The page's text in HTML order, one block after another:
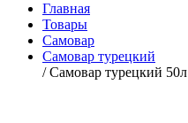
Главная
Товары
Самовар
Самовар турецкий
/ Самовар турецкий 50л